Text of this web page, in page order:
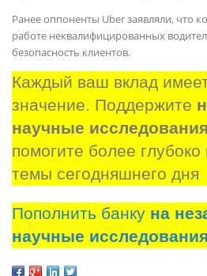
Ранее оппоненты Uber заявляли, что
работе неквалифицированных
безопасность клиентов.
Каждый ваш вклад
значение. Поддержите
научные
помогите более
темы сегодняшнего дня
Пополнить банку на
научные исследования